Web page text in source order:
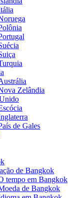
Zelândia
de Gales
de Bangkok
tempo em Bangkok
de Bangkok